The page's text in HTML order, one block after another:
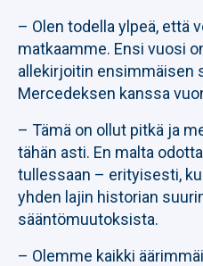
– Olen todella ylpeä, että
matkaamme. Ensi vuosi
allekirjoitin ensimmäisen
Mercedeksen kanssa
– Tämä on ollut pitkä ja
tähän asti. En malta
tullessaan – erityisesti,
yhden lajin historian
sääntömuutoksista.
– Olemme kaikki